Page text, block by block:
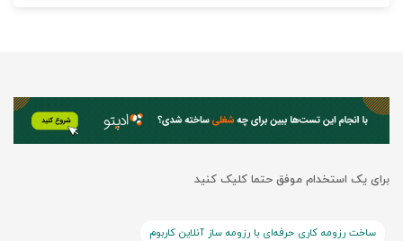
برای یک استخدام موفق حتما کلیک کنید
ساخت رزومه کاری حرفه‌ای با رزومه ساز آنلاین کاربوم